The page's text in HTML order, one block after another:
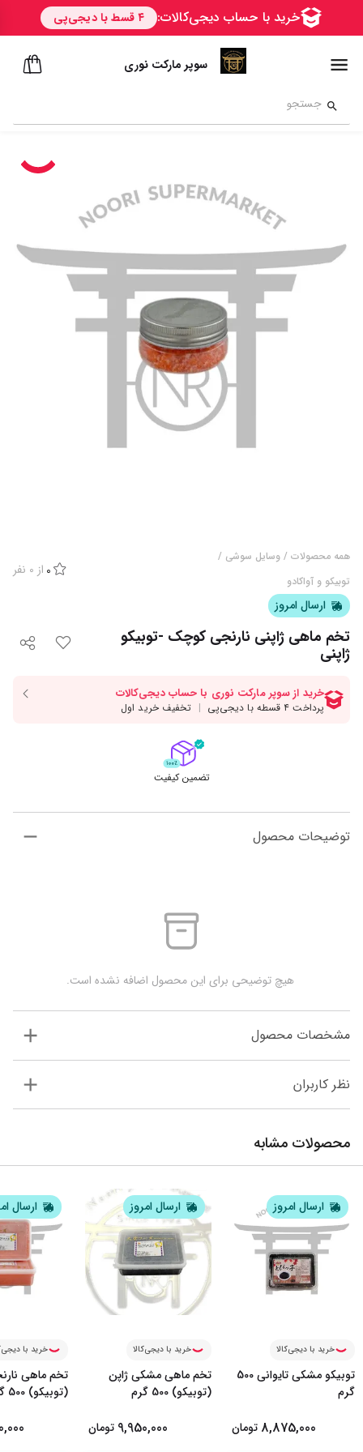
سوپر مارکت نوری
همه محصولات / وسایل سوشی /
توبیکو و آواکادو
0 از 0 نفر
ارسال امروز
تخم ماهی ژاپنی نارنجی کوچک -توبیکو
ژاپنی
تضمین کیفیت
توضیحات محصول
هیچ توضیحی برای این محصول اضافه نشده است.
مشخصات محصول
نظر کاربران
محصولات مشابه
ارسال امروز
خرید با دیجی‌کالا
توبیکو مشکی تایوانی 500
گرم
8,875,000 تومان
ارسال امروز
خرید با دیجی‌کالا
تخم ماهی مشکی ژاپن
(توبیکو) 500 گرم
9,950,000 تومان
ارسال
خرید با
تخم ماهی
(توبیکو) 500 گرم